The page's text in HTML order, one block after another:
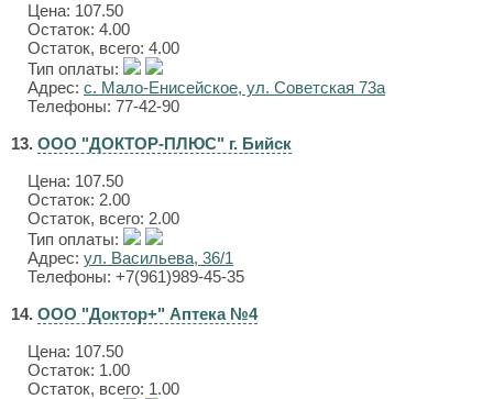
Цена: 107.50
Остаток: 4.00
Остаток, всего: 4.00
Тип оплаты:
Адрес: с. Мало-Енисейское, ул. Советская 73а
Телефоны: 77-42-90
13. ООО "ДОКТОР-ПЛЮС" г. Бийск
Цена: 107.50
Остаток: 2.00
Остаток, всего: 2.00
Тип оплаты:
Адрес: ул. Васильева, 36/1
Телефоны: +7(961)989-45-35
14. ООО "Доктор+" Аптека №4
Цена: 107.50
Остаток: 1.00
Остаток, всего: 1.00